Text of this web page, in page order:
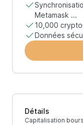
Metamask ...
10,000
Données
Détails
Capitalisation